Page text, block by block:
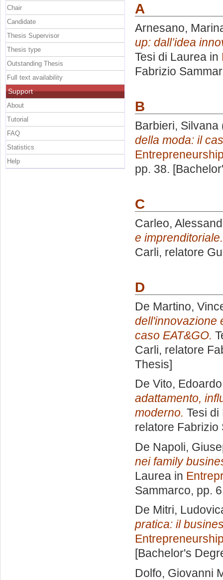
A
Arnesano,
up: dall’idea
Tesi di Laurea in
Fabrizio
B
Barbieri, Silvana
della moda: il
pp. 38.
C
Carleo,
e imprenditoriale.
Carli, relatore
D
De Martino,
dell'innovazione
caso EAT&GO.
Carli, relatore
Thesis]
De Vito, Edoardo
adattamento,
moderno. Tesi
relatore Fabrizio
De Napoli,
nei family
Laurea in
Sammarco, pp.
De Mitri,
pratica: il
[Bachelor's
Dolfo, Giovanni
Chair
Candidate
Thesis Supervisor
Thesis type
Outstanding Thesis
Full text availability
Support
About
Tutorial
FAQ
Statistics
Help